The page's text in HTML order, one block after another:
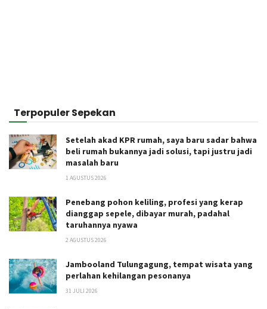
Terpopuler Sepekan
Setelah akad KPR rumah, saya baru sadar bahwa
beli rumah bukannya jadi solusi, tapi justru jadi
masalah baru
1 AGUSTUS 2026
Penebang pohon keliling, profesi yang kerap
dianggap sepele, dibayar murah, padahal
taruhannya nyawa
2 AGUSTUS 2026
Jambooland Tulungagung, tempat wisata yang
perlahan kehilangan pesonanya
31 JULI 2026